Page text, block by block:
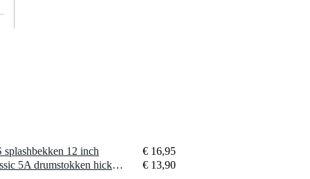
Gibraltar Hardware
SC-MCSA4
verlengstuk voor
€ 10,60
12 inch
€ 16,95
1 x Vic Firth American Classic 5A drumstokken hickory met houten tip
€ 13,90